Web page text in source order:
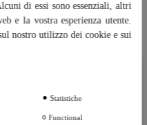
questo
nel
da
di essi sono essenziali, altri
e la vostra esperienza utente.
nostro utilizzo dei cookie e sui
Statistiche
Functional